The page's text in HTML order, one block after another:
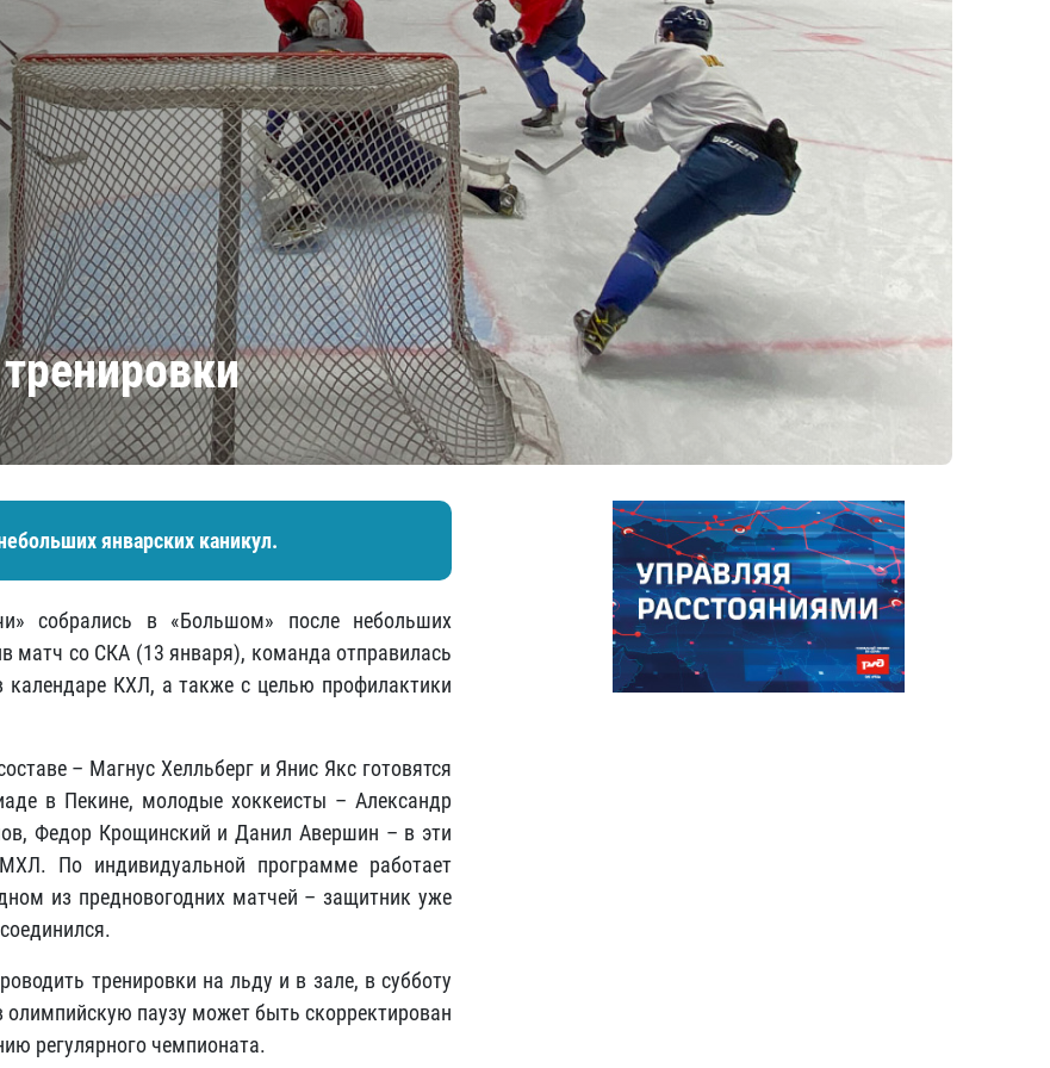
Барыс
Салават Юлаев
Сибирь
январских каникул.
собрались в «Большом» после небольших
матч со СКА (13 января), команда отправилась
календаре КХЛ, а также с целью профилактики
– Магнус Хелльберг и Янис Якс готовятся
в Пекине, молодые хоккеисты – Александр
Федор Крощинский и Данил Авершин – в эти
По индивидуальной программе работает
из предновогодних матчей – защитник уже
тренировки на льду и в зале, в субботу
паузу может быть скорректирован
регулярного чемпионата.